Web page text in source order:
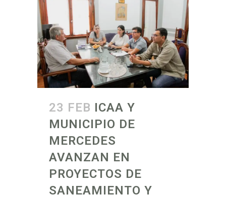
23 FEB ICAA Y
MUNICIPIO DE
MERCEDES
AVANZAN EN
PROYECTOS DE
SANEAMIENTO Y